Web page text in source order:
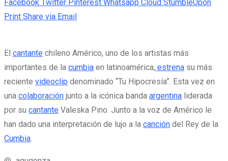
Facebook Twitter Pinterest Whatsapp Cloud StumbleUpon
Print Share via Email
El cantante chileno Américo, uno de los artistas más
importantes de la cumbia en latinoamérica, estrena su más
reciente videoclip denominado “Tu Hipocresía”. Esta vez en
una colaboración junto a la icónica banda argentina liderada
por su cantante Valeska Pino. Junto a la voz de Américo le
han dado una interpretación de lujo a la canción del Rey de la
Cumbia